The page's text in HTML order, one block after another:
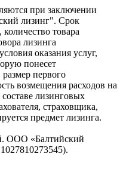
при заключении
лизинг". Срок
товара
лизинга
оказания услуг,
понесет
первого
возмещения расходов на
лизинговых
страховщика,
предмет лизинга.
ООО «Балтийский